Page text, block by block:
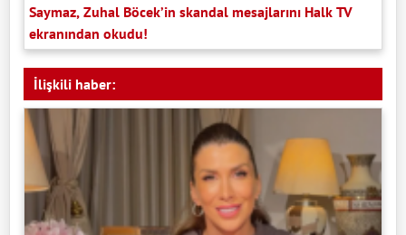
Saymaz, Zuhal Böcek’in skandal mesajlarını Halk TV
ekranından okudu!
İlişkili haber: